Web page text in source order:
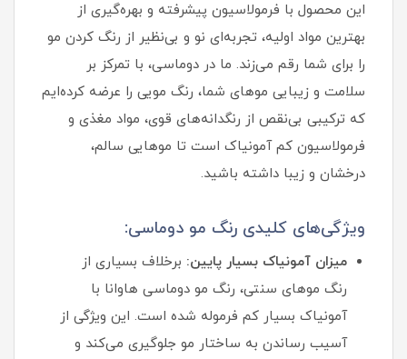
این محصول با فرمولاسیون پیشرفته و بهره‌گیری از
بهترین مواد اولیه، تجربه‌ای نو و بی‌نظیر از رنگ کردن مو
را برای شما رقم می‌زند. ما در دوماسی، با تمرکز بر
سلامت و زیبایی موهای شما، رنگ مویی را عرضه کرده‌ایم
که ترکیبی بی‌نقص از رنگدانه‌های قوی، مواد مغذی و
فرمولاسیون کم‌ آمونیاک است تا موهایی سالم،
درخشان و زیبا داشته باشید.
ویژگی‌های کلیدی رنگ مو دوماسی:
میزان آمونیاک بسیار پایین: برخلاف بسیاری از
رنگ موهای سنتی، رنگ مو دوماسی هاوانا با
آمونیاک بسیار کم فرموله شده است. این ویژگی از
آسیب رساندن به ساختار مو جلوگیری می‌کند و